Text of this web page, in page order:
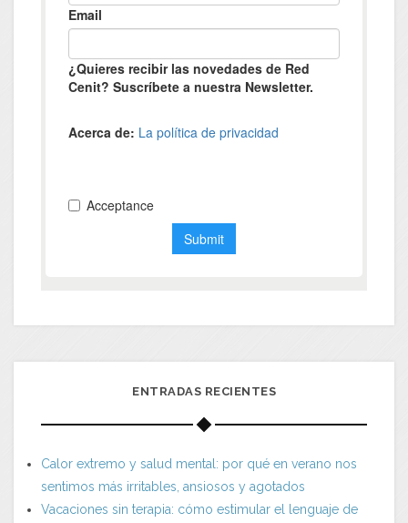
ENTRADAS RECIENTES
Calor extremo y salud mental: por qué en verano nos
sentimos más irritables, ansiosos y agotados
Vacaciones sin terapia: cómo estimular el lenguaje de